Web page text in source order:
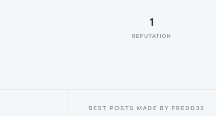
1
REPUTATION
BEST POSTS MADE BY FREDD32